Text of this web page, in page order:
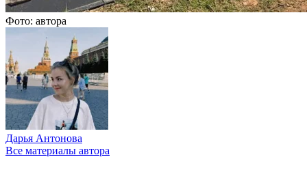
Фото: автора
Дарья Антонова
Все материалы автора